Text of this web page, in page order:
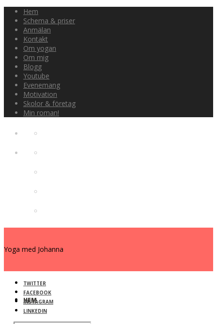
Hem
Schema & priser
Anmälan
Kontakt
Om yogan
Om mig
Blogg
Youtube
Evenemang
Motivation
Skolor & företag
Min roman!
Yoga med Johanna
HEM
TWITTER
FACEBOOK
INSTAGRAM
LINKEDIN